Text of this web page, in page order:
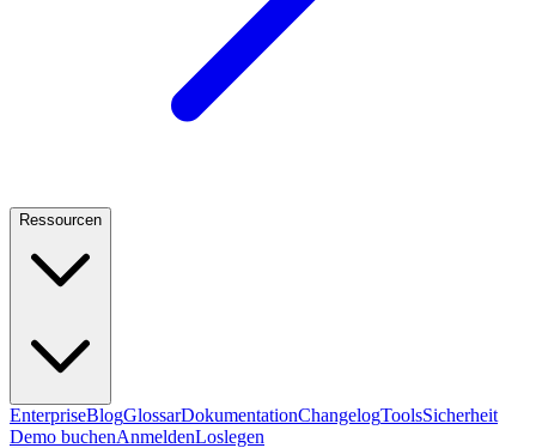
Ressourcen
EnterpriseBlogGlossarDokumentationChangelogToolsSicherheit
Demo buchenAnmeldenLoslegen